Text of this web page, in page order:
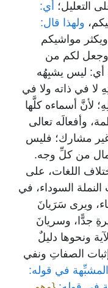
التعليل؛ أي:
ولهذا قال:
مواشيكم
لكم من
أي: ليس يشبِهُه
لا في ذاته ولا في
لأنَّ أسماءه كلَّها
وأفعالَه تعالى
غير مشارك؛ فليس
من كلِّ وجه.
اللغات، على
السوداء، في
ويرى سَرَيانَ
جدًّا، وسريانَ
ونحوها دليلٌ
الصفاتِ ونفي
في قوله: